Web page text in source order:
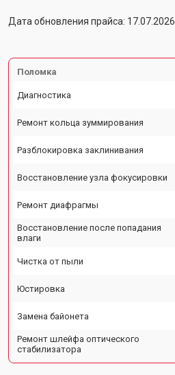
Дата обновления прайса: 17.07.2026
Поломка
Диагностика
Ремонт кольца зуммирования
Разблокировка заклинивания
Восстановление узла фокусировки
Ремонт диафрагмы
Восстановление после попадания
влаги
Чистка от пыли
Юстировка
Замена байонета
Ремонт шлейфа оптического
стабилизатора